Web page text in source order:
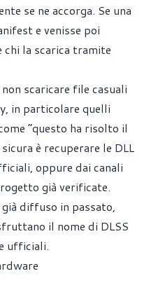
se ne accorga. Se una
e venisse poi
la scarica tramite
scaricare file casuali
in particolare quelli
“questo ha risolto il
è recuperare le DLL
oppure dai canali
già verificate.
già diffuso in passato,
il nome di DLSS
ufficiali.